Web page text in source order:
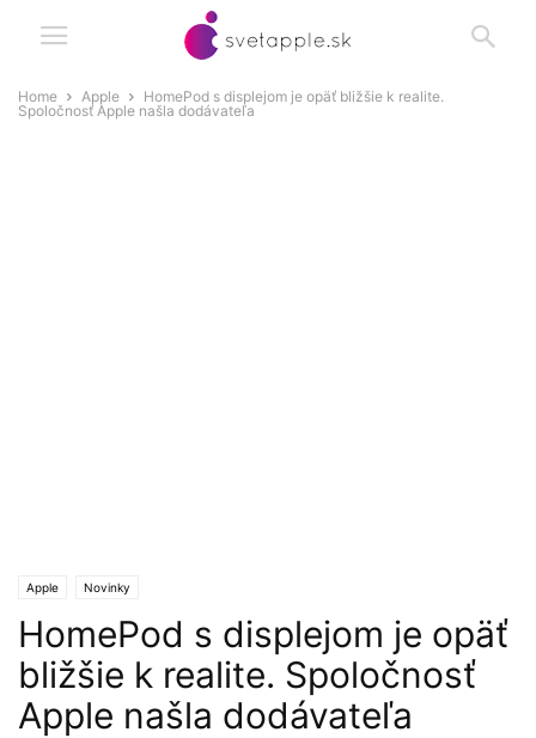
Home Apple
HomePod s displejom je opäť bližšie k realite.
Spoločnosť Apple našla dodávateľa
Apple Novinky
HomePod s displejom je opäť
bližšie k realite. Spoločnosť
Apple našla dodávateľa